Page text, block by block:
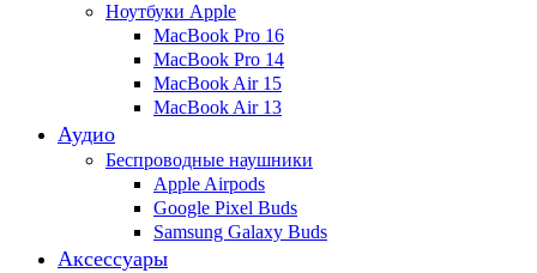
Ноутбуки Apple
MacBook Pro 16
MacBook Pro 14
MacBook Air 15
MacBook Air 13
Аудио
Беспроводные наушники
Apple Airpods
Google Pixel Buds
Samsung Galaxy Buds
Аксессуары